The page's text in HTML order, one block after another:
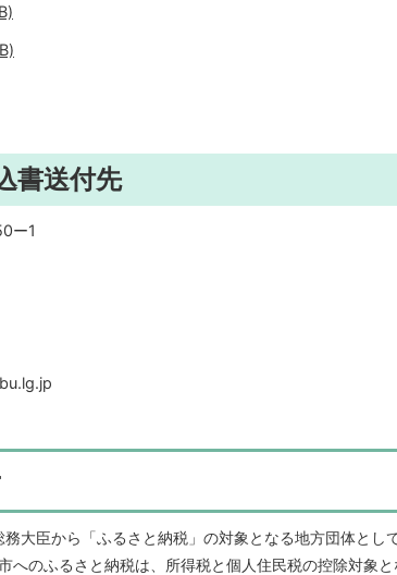
書送付先
ー1
大臣から「ふるさと納税」の対象となる地方団体とし
へのふるさと納税は、所得税と個人住民税の控除対象と